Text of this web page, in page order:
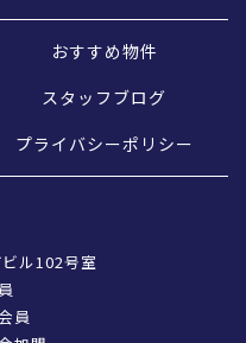
おすすめ物件
スタッフブログ
プライバシーポリシー
ル102号室
員